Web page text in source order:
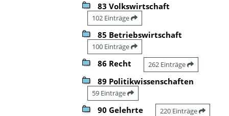
83 Volkswirtschaft
102 Einträge
85 Betriebswirtschaft
100 Einträge
86 Recht 262 Einträge
89 Politikwissenschaften
59 Einträge
90 Gelehrte 220 Einträge